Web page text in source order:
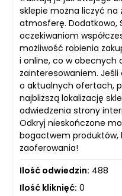
sklepie można liczyć na
atmosferę. Dodatkowo,
oczekiwaniom
możliwość robienia
i online, co w obecnych
zainteresowaniem.
o aktualnych ofertach,
najbliższą lokalizację
odwiedzenia strony
Odkryj nieskończone
bogactwem produktów,
zaoferowania!
Ilość odwiedzin: 488
Ilość kliknięć: 0